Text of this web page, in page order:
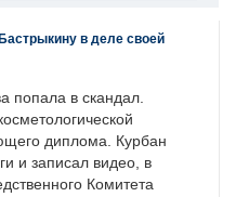
в деле своей
попала в скандал.
диплома. Курбан
и записал видео, в
Комитета